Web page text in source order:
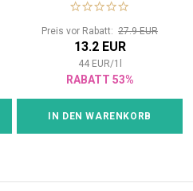
Preis vor Rabatt: 27.9 EUR
13.2 EUR
44 EUR/1
RABATT 53%
IN DEN WARENKORB